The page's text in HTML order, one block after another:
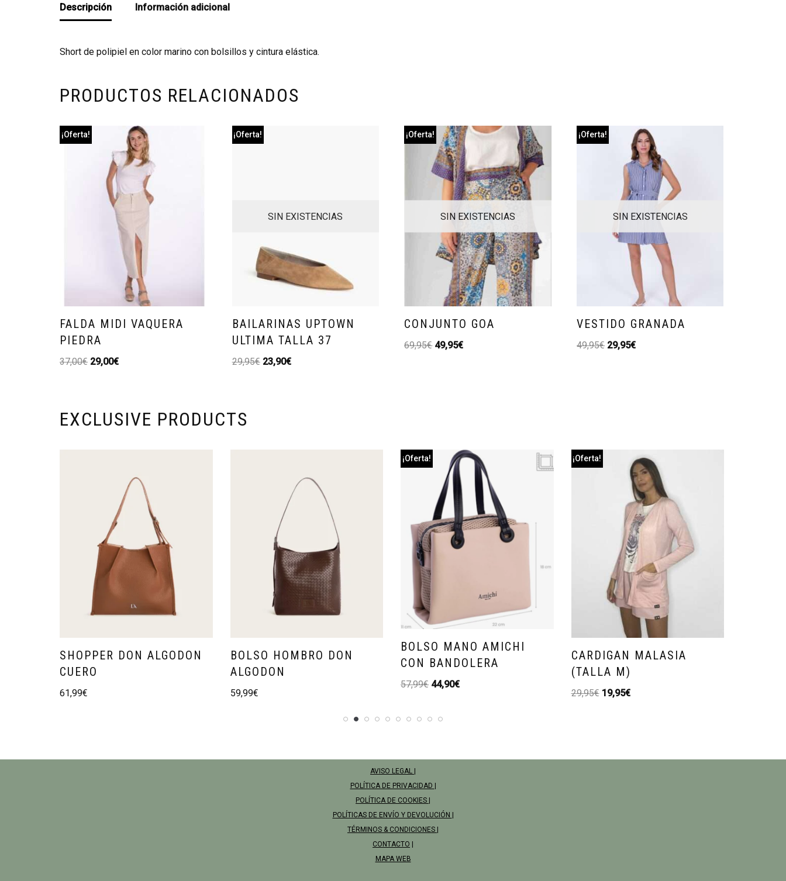
Descripción Información adicional
Short de polipiel en color marino con bolsillos y cintura elástica.
PRODUCTOS RELACIONADOS
¡Oferta!
FALDA MIDI VAQUERA
PIEDRA
37,00€ 29,00€
SIN EXISTENCIAS
¡Oferta!
BAILARINAS UPTOWN
ULTIMA TALLA 37
29,95€ 23,90€
SIN EXISTENCIAS
¡Oferta!
CONJUNTO GOA
69,95€ 49,95€
SIN EXISTENCIAS
¡Oferta!
VESTIDO GRANADA
49,95€ 29,95€
EXCLUSIVE PRODUCTS
SHOPPER DON ALGODON
CUERO
61,99€
BOLSO HOMBRO DON
ALGODON
59,99€
¡Oferta!
BOLSO MANO AMICHI
CON BANDOLERA
57,99€ 44,90€
¡Oferta!
CARDIGAN MALASIA
(TALLA M)
29,95€ 19,95€
AVISO LEGAL
POLÍTICA DE PRIVACIDAD
POLÍTICA DE COOKIES
POLÍTICAS DE ENVÍO Y DEVOLUCIÓN
TÉRMINOS & CONDICIONES
CONTACTO
MAPA WEB